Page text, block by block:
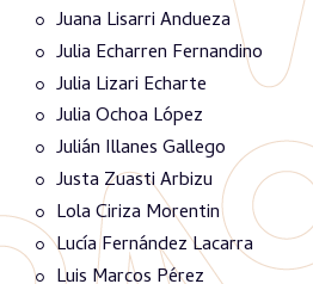
Juana Lisarri Andueza
Julia Echarren Fernandino
Julia Lizari Echarte
Julia Ochoa López
Julián Illanes Gallego
Justa Zuasti Arbizu
Lola Ciriza Morentin
Lucía Fernández Lacarra
Luis Marcos Pérez